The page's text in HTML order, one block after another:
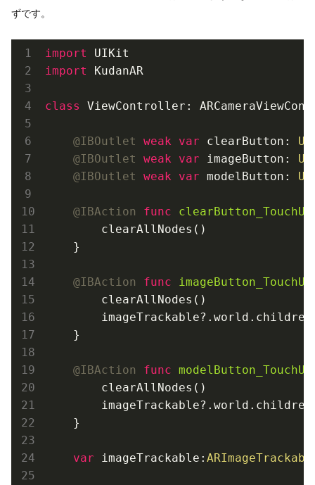
ずです。
import
import
KudanAR
class ViewController :
@IBOutlet weak var clearButton:
@IBOutlet
weak var imageButton:
@IBOutlet
weak var modelButton:
@IBAction func
        clearAllNodes()
    }
@IBAction func
        clearAllNodes()
    }
@IBAction func
        clearAllNodes()
    }
var imageTrackable: